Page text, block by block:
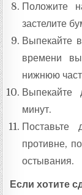
Положите
застелите
Выпекайте
времени
нижнюю
Выпекайте
минут.
противне,
остывания.
Если хотите